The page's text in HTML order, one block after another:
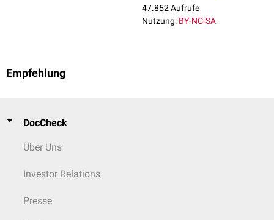
47.852 Aufrufe
Nutzung: BY-NC-SA
Empfehlung
DocCheck
Über Uns
Investor Relations
Presse